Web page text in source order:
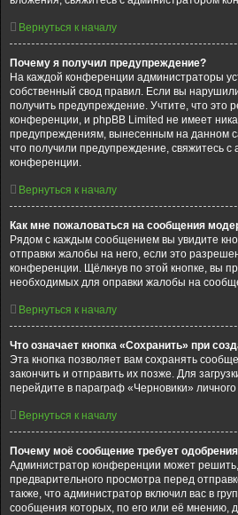
Вернуться к началу
Почему я получил предупреждение?
На каждой конференции администраторы
собственный свод правил. Если вы
получить предупреждение. Учтите, что это
конференции, и phpBB Limited не имеет
предупреждениям, вынесенным на данном
что получили предупреждение, свяжитесь с
конференции.
Вернуться к началу
Как мне пожаловаться на сообщения
Рядом с каждым сообщением вы увидите
отправки жалобы на него, если это
конференции. Щёлкнув по этой кнопке, вы
необходимых для оправки жалобы на
Вернуться к началу
Что означает кнопка «Сохранить» при
Эта кнопка позволяет вам сохранять
закончить и отправить их позже. Для
перейдите в параграф «Черновики»
Вернуться к началу
Почему моё сообщение требует
Администратор конференции может
предварительного просмотра перед
также, что администратор включил вас в
сообщения которых, по его или её мнению,